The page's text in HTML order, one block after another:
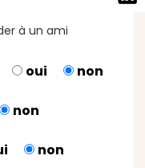
à un ami
oui non
non
non